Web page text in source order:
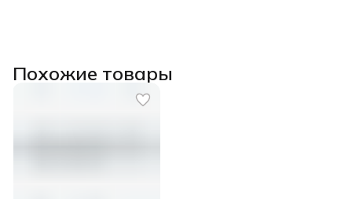
Похожие товары